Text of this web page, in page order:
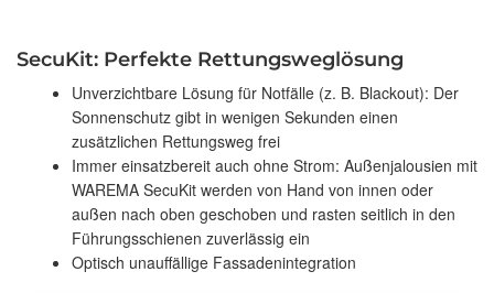
SecuKit: Perfekte Rettungsweglösung
Unverzichtbare Lösung für Notfälle (z. B. Blackout): Der
Sonnenschutz gibt in wenigen Sekunden einen
zusätzlichen Rettungsweg frei
Immer einsatzbereit auch ohne Strom: Außenjalousien mit
WAREMA SecuKit werden von Hand von innen oder
außen nach oben geschoben und rasten seitlich in den
Führungsschienen zuverlässig ein
Optisch unauffällige Fassadenintegration